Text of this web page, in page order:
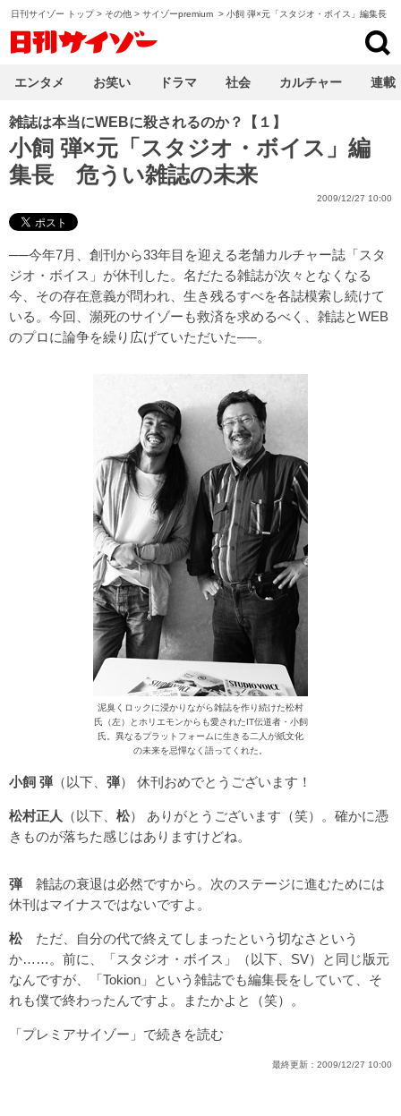
日刊サイゾー トップ> その他 > サイゾーpremium > 小飼 弾×元「スタジオ・ボイス」編集長
雑誌は本当にWEBに殺されるのか？【１】
小飼 弾×元「スタジオ・ボイス」編
集長 危うい雑誌の未来
2009/12/27 10:00
──今年7月、創刊から33年目を迎える老舗カルチャー誌「スタ
ジオ・ボイス」が休刊した。名だたる雑誌が次々となくなる
今、その存在意義が問われ、生き残るすべを各誌模索し続けて
いる。今回、瀕死のサイゾーも救済を求めるべく、雑誌とWEB
のプロに論争を繰り広げていただいた──。
泥臭くロックに浸かりながら雑誌を作り続けた松村
氏（左）とホリエモンからも愛されたIT伝道者・小飼
氏。異なるプラットフォームに生きる二人が紙文化
の未来を忌憚なく語ってくれた。
小飼 弾 （以下、 弾） 休刊おめでとうございます！
松村正人 （以下、 松） ありがとうございます（笑）。確かに憑
きものが落ちた感じはありますけどね。
弾 雑誌の衰退は必然ですから。次のステージに進むためには
休刊はマイナスではないですよ。
松 ただ、自分の代で終えてしまったという切なさという
か……。前に、「スタジオ・ボイス」（以下、SV）と同じ版元
なんですが、「Tokion」という雑誌でも編集長をしていて、そ
れも僕で終わったんですよ。またかよと（笑）。
「プレミアサイゾー」で続きを読む
最終更新： 2009/12/27 10:00
エンタメ お笑い ドラマ 社会 カルチャー 連載